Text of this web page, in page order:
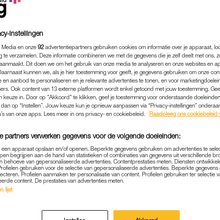
IS KLAAR MET
IN 'WINTER VOL
MANIPULATIEF'
winterliefhebbers is het alweer de laatste
instellingen
en onze 92 advertentiepartners gebruiken cookies om informatie over je apparaat,
te verzamelen. Deze informatie combineren we met de gegevens die je zelf deelt met ons,
Dit doen we om het gebruik van onze media te analyseren en onze websites en
kunnen we, als je hier toestemming voor geeft, je gegevens gebruiken om onze
en aanbod te personaliseren en je relevante advertenties te tonen, en voor
Ook content van 13 externe platformen wordt enkel getoond met jouw toestemming.
keuze in. Door op "Akkoord" te klikken, geef je toestemming voor onderstaande
op “Instellen”. Jouw keuze kun je opnieuw aanpassen via “Privacy-instellingen”
van onze apps. Lees meer in ons privacy- en cookiebeleid.
Raadpleeg ons cookiebeleid
partners verwerken gegevens voor de volgende doeleinden:
apparaat opslaan en/of openen. Beperkte gegevens gebruiken om advertenties te
begrijpen aan de hand van statistieken of combinaties van gegevens uit verschillende
behoeve van gepersonaliseerde advertenties. Contentprestaties meten. Diensten
gebruiken voor de selectie van gepersonaliseerde advertenties. Beperkte
Profielen aanmaken ter personalisatie van content. Profielen gebruiken ter selectie
content. De prestaties van advertenties meten.
lijst